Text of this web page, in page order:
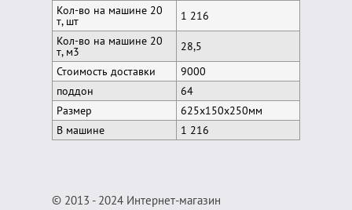
Кол-во на машине 20
т, шт
1 216
Кол-во на машине 20
т, м3
28,5
Стоимость доставки
9000
поддон
64
Размер
625x150x250мм
В машине
1 216
© 2013 - 2024 Интернет-магазин